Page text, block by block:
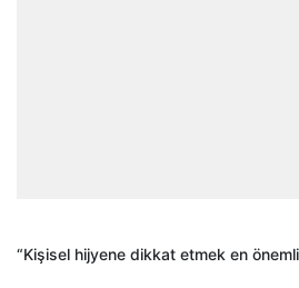
“Kişisel hijyene dikkat etmek en